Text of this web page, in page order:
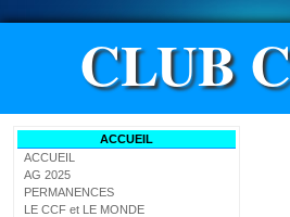
CLUB
ACCUEIL
ACCUEIL
AG 2025
PERMANENCES
LE CCF et LE MONDE